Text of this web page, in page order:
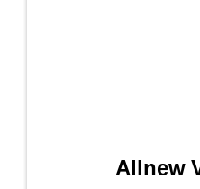
Allnew